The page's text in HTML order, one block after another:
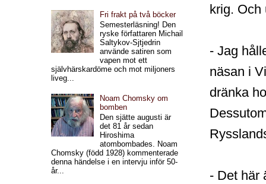
krig. Och
- Jag
näsan i
dränka
- Det här
Fri frakt på två böcker
Semesterläsning! Den
ryske författaren Michail
Saltykov-Sjtjedrin
använde satiren som
vapen mot ett
självhärskardöme och mot miljoners
liveg...
Noam Chomsky om
bomben
Den sjätte augusti är
det 81 år sedan
Hiroshima
atombombades. Noam
Chomsky (född 1928) kommenterade
denna händelse i en intervju inför 50-
år...